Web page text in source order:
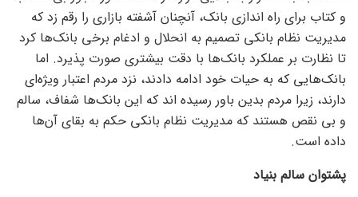
و کتاب برای راه اندازی بانک، آنچنان آشفته بازاری را رقم زد که
مدیریت نظام بانکی تصمیم به انحلال و ادغام برخی بانک‌ها کرد
تا نظارت بر عملکرد بانک‌ها با دقت بیشتری صورت پذیرد. اما
بانک‌هایی که به حیات خود ادامه دادند، نزد مردم اعتبار ویژه‌ای
دارند، زیرا مردم بدین باور رسیده اند که این بانک‌ها شفاف، سالم
و بی نقص هستند که مدیریت نظام بانکی حکم به بقای آن‌ها
داده است.
پشتوان سالم بنیاد